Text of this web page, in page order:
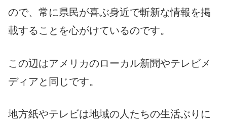
ので、常に県民が喜ぶ身近で斬新な情報を掲
載することを心がけているのです。
この辺はアメリカのローカル新聞やテレビメ
ディアと同じです。
地方紙やテレビは地域の人たちの生活ぶりに